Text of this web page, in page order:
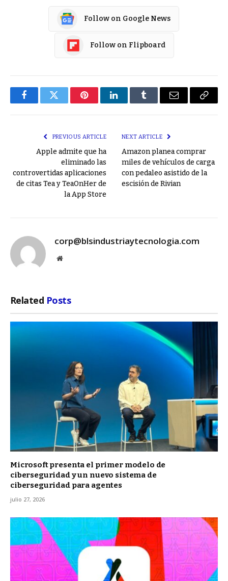
Follow on Google News
Follow on Flipboard
FacebookTwitter PinterestLinkedInTumblr Email
Copy
PREVIOUS ARTICLE
Apple admite que ha
eliminado las
controvertidas aplicaciones
de citas Tea y TeaOnHer de
la App Store
NEXT ARTICLE
Amazon planea comprar
miles de vehículos de carga
con pedaleo asistido de la
escisión de Rivian
corp@blsindustriaytecnologia.com
Website
Related Posts
Microsoft presenta el primer modelo de
ciberseguridad y un nuevo sistema de
ciberseguridad para agentes
julio 27, 2026